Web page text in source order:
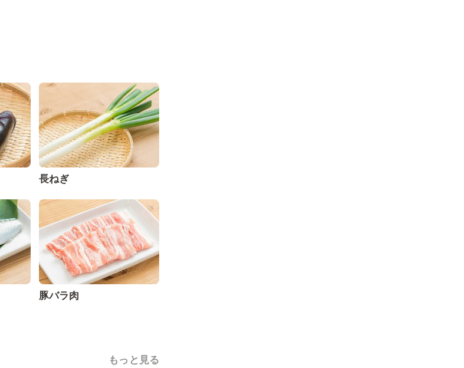
長ねぎ
豚バラ肉
もっと見る